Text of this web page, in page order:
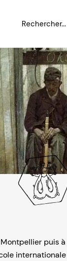
puis à
internationale